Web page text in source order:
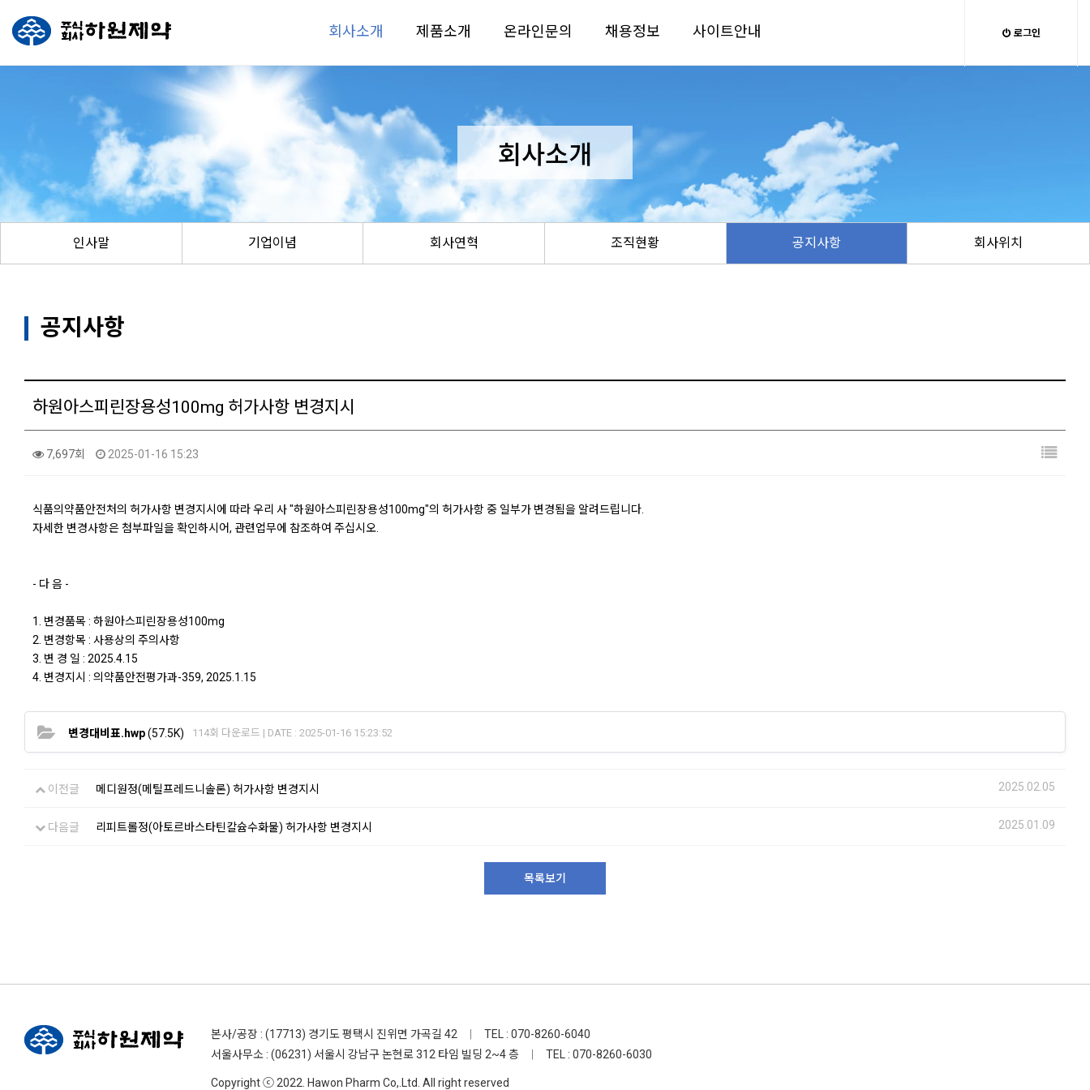
회사소개 제품소개 온라인문의 채용정보 사이트안내 로그인
회사소개
인사말 기업이념 회사연혁 조직현황 공지사항 회사위치
공지사항
하원아스피린장용성100mg 허가사항 변경지시
7,697회 2025-01-16 15:23
식품의약품안전처의 허가사항 변경지시에 따라 우리 사 "하원아스피린장용성100mg"의 허가사항 중 일부가 변경됨을 알려드립니다.
자세한 변경사항은 첨부파일을 확인하시어, 관련업무에 참조하여 주십시오.
- 다 음 -
1. 변경품목 : 하원아스피린장용성100mg
2. 변경항목 : 사용상의 주의사항
3. 변 경 일 : 2025.4.15
4. 변경지시 : 의약품안전평가과-359, 2025.1.15
변경대비표.hwp(57.5K) 114회 다운로드 | DATE : 2025-01-16 15:23:52
이전글 메디원정(메틸프레드니솔론) 허가사항 변경지시 2025.02.05
다음글 리피트롤정(아토르바스타틴칼슘수화물) 허가사항 변경지시 2025.01.09
목록보기
본사/공장 : (17713) 경기도 평택시 진위면 가곡길 42
TEL : 070-8260-6040
서울사무소 : (06231) 서울시 강남구 논현로 312 타임 빌딩 2~4 층
TEL : 070-8260-6030
Copyright ⓒ 2022. Hawon Pharm Co,.Ltd. All right reserved